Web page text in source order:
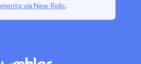
via New Relic.